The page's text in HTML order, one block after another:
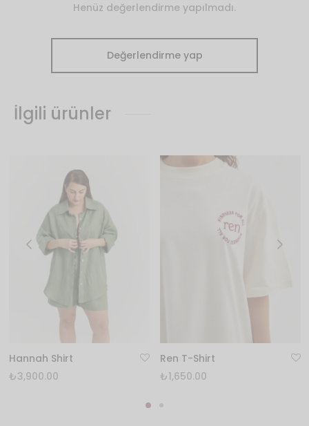
Henüz değerlendirme yapılmadı.
Değerlendirme yap
İlgili ürünler
Hannah Shirt
₺3,900.00
Ren T-Shirt
₺1,650.00